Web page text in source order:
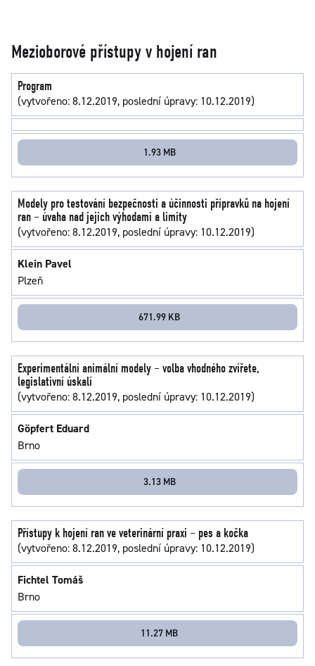
Mezioborové přístupy v hojení ran
Program
(vytvořeno: 8.12.2019, poslední úpravy: 10.12.2019)
1.93 MB
Modely pro testování bezpečnosti a účinnosti přípravků na hojení
ran – úvaha nad jejich výhodami a limity
(vytvořeno: 8.12.2019, poslední úpravy: 10.12.2019)
Klein Pavel
Plzeň
671.99 KB
Experimentální animální modely – volba vhodného zvířete,
legislativní úskalí
(vytvořeno: 8.12.2019, poslední úpravy: 10.12.2019)
Göpfert Eduard
Brno
3.13 MB
Přístupy k hojení ran ve veterinární praxi – pes a kočka
(vytvořeno: 8.12.2019, poslední úpravy: 10.12.2019)
Fichtel Tomáš
Brno
11.27 MB